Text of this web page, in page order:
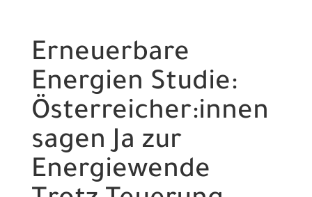
Erneuerbare
Energien Studie:
Österreicher:innen
sagen Ja zur
Energiewende